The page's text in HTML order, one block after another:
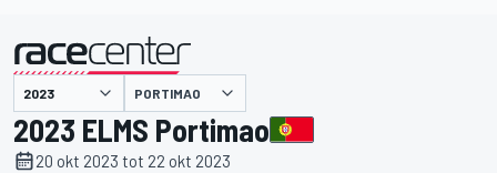
gepresenteerd door PORTIMAO
2023 ELMS Portimao
20 okt 2023 tot 22 okt 2023